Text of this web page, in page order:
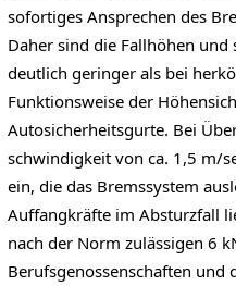
sofortiges Ansprechen des
Daher sind die Fallhöhen
deutlich geringer als bei
Funktionsweise der
Autosicherheitsgurte. Bei
schwindigkeit von ca. 1,5 m/
ein, die das Bremssystem
Auffangkräfte im Absturzfall
nach der Norm zulässigen 6
Berufsgenossenschaften und